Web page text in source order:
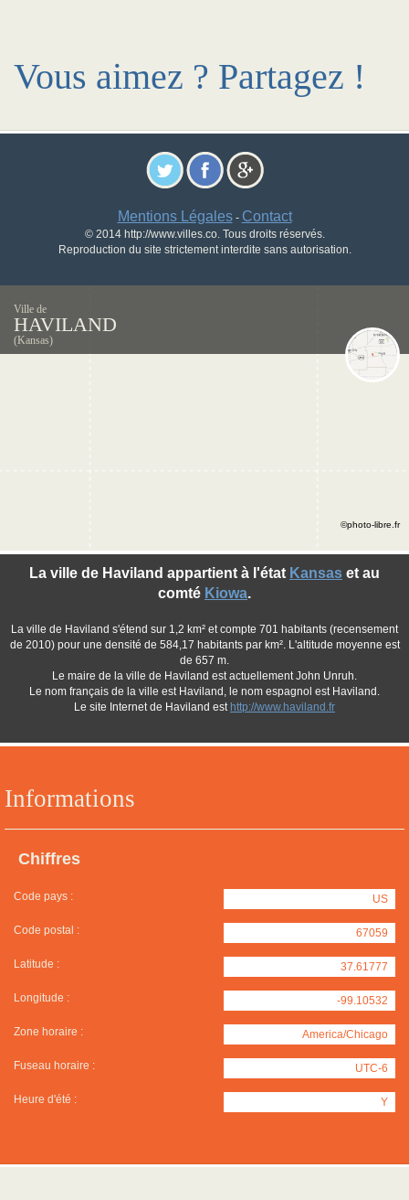
Vous aimez ? Partagez !
Mentions Légales- Contact
© 2014 http://www.villes.co. Tous droits réservés.
Reproduction du site strictement interdite sans autorisation.
Ville de
HAVILAND
(Kansas)
Informations
Chiffres
Code pays : US
Code postal : 67059
Latitude : 37.61777
Longitude : -99.10532
Zone horaire : America/Chicago
Fuseau horaire : UTC-6
Heure d'été : Y
La ville de Haviland appartient à l'état Kansas et au
comté Kiowa.
La ville de Haviland s'étend sur 1,2 km² et compte 701 habitants (recensement
de 2010) pour une densité de 584,17 habitants par km². L'altitude moyenne est
de 657 m.
Le maire de la ville de Haviland est actuellement John Unruh.
Le nom français de la ville est Haviland, le nom espagnol est Haviland.
Le site Internet de Haviland est http://www.haviland.fr
©photo-libre.fr